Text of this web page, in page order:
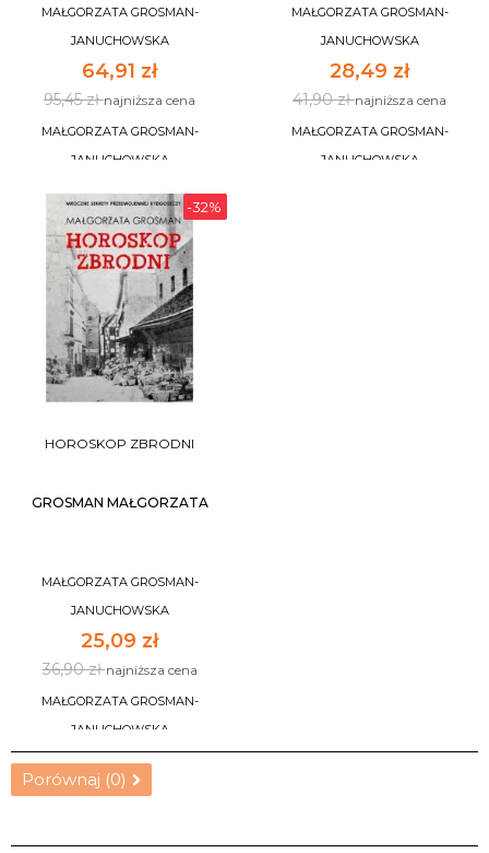
MAŁGORZATA GROSMAN-
JANUCHOWSKA
64,91 zł
95,45 złnajniższa cena
MAŁGORZATA GROSMAN-
JANUCHOWSKA
DO KOSZYKA
MAŁGORZATA GROSMAN-
JANUCHOWSKA
28,49 zł
41,90 złnajniższa cena
MAŁGORZATA GROSMAN-
JANUCHOWSKA
-32%
HOROSKOP ZBRODNI
GROSMAN MAŁGORZATA
MAŁGORZATA GROSMAN-
JANUCHOWSKA
25,09 zł
36,90 złnajniższa cena
MAŁGORZATA GROSMAN-
JANUCHOWSKA
DO KOSZYKA
Porównaj (0)